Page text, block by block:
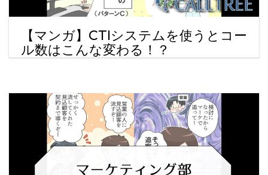
【マンガ】CTIシステムを使うとコー
ル数はこんな変わる！？